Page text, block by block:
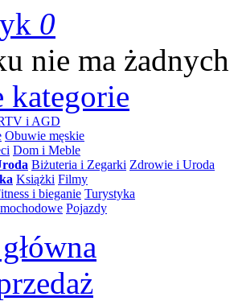
0
nie ma
kategorie
i AGD
Obuwie męskie
Dom i Meble
Biżuteria i Zegarki Zdrowie i Uroda
Książki Filmy
i bieganie Turystyka
Pojazdy